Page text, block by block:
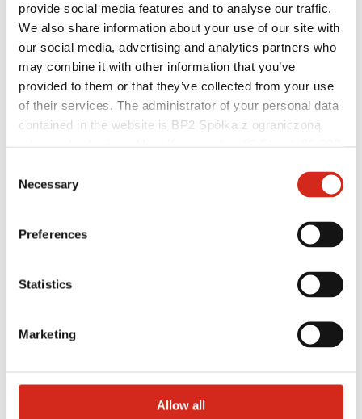
provide social media features and to analyse our traffic.
We also share information about your use of our site with
our social media, advertising and analytics partners who
may combine it with other information that you’ve
provided to them or that they’ve collected from your use
of their services. The administrator of your personal data
contained in the website is BP2 Spółka z ograniczoną
121387608.
Selection
Necessary
Preferences
Statistics
Marketing
Allow all
Pomocne linki
Powłoki, kolorystyka i gwarancje
Rejestracja gwarancji
Realizacje i inspiracje
Pliki do pobrania
Baza wiedzy
Znajdź wykonawcę
Biblioteki BIM